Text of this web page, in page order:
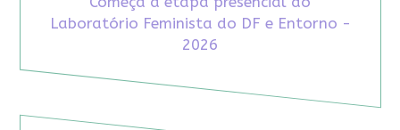
Laboratório Feminista do DF e Entorno -
2026